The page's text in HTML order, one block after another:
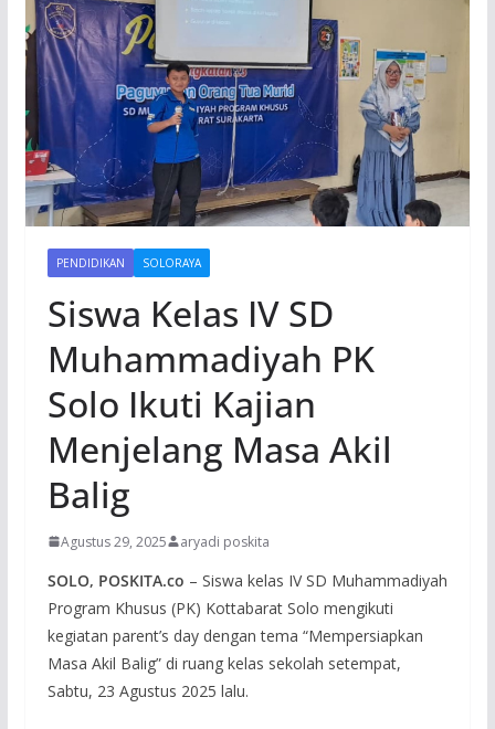
PENDIDIKAN SOLORAYA
Siswa Kelas IV SD
Muhammadiyah PK
Solo Ikuti Kajian
Menjelang Masa Akil
Balig
Agustus 29, 2025 aryadi poskita
SOLO, POSKITA.co – Siswa kelas IV SD Muhammadiyah
Program Khusus (PK) Kottabarat Solo mengikuti
kegiatan parent’s day dengan tema “Mempersiapkan
Masa Akil Balig” di ruang kelas sekolah setempat,
Sabtu, 23 Agustus 2025 lalu.